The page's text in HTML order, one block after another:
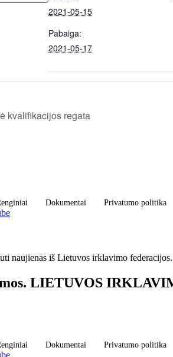
2021-05-15
Pabaiga:
2021-05-17
kvalifikacijos regata
Dokumentai Privatumo politika
naujienas iš Lietuvos irklavimo federacijos.
LIETUVOS
Dokumentai Privatumo politika